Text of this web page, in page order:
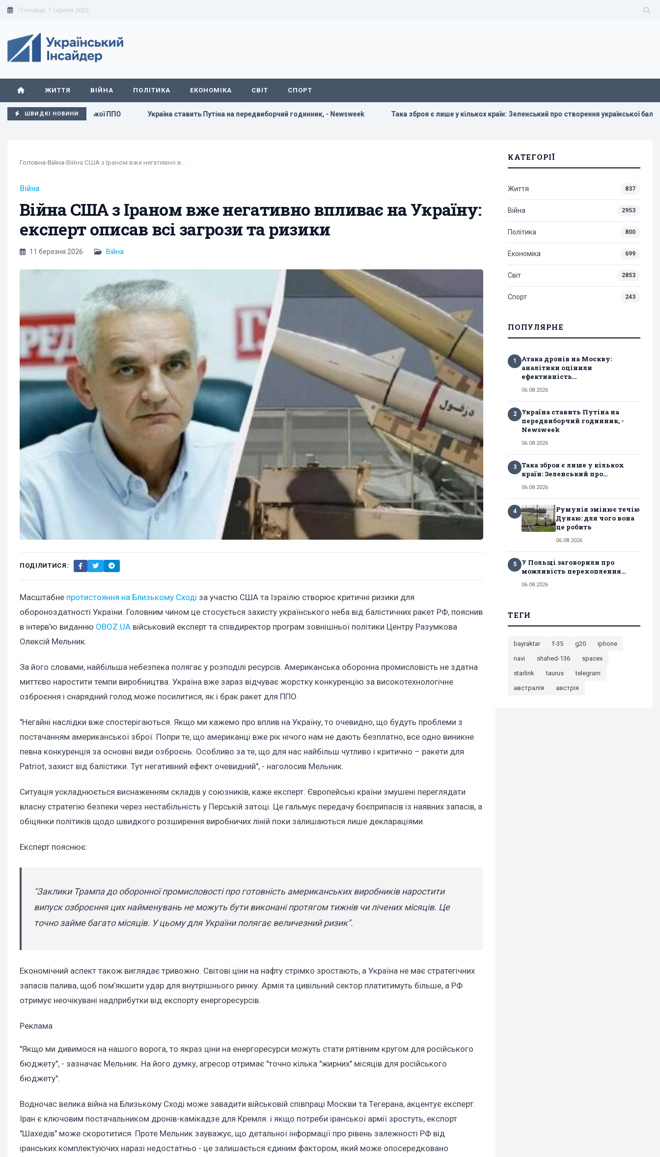
П'ятниця, 7 серпня 2026
ЖИТТЯ ВІЙНА ПОЛІТИКА ЕКОНОМІКА СВІТ СПОРТ
ШВИДКІ НОВИНИ
російської ППО Україна ставить Путіна на передвиборчий годинник, - Newsweek Така зброя є лише у кількох країн: Зеленський про створення української балістики
Головна›Війна›
Війна
Війна США з Іраном вже негативно впливає на Україну:
експерт описав всі загрози та ризики
11 березня 2026 Війна
ПОДІЛИТИСЯ:
Масштабне протистояння на Близькому Сході за участю США та Ізраїлю створює критичні ризики для
обороноздатності України. Головним чином це стосується захисту українського неба від балістичних ракет РФ, пояснив
в інтерв'ю виданню OBOZ.UA військовий експерт та співдиректор програм зовнішньої політики Центру Разумкова
Олексій Мельник.
За його словами, найбільша небезпека полягає у розподілі ресурсів. Американська оборонна промисловість не здатна
миттєво наростити темпи виробництва. Україна вже зараз відчуває жорстку конкуренцію за високотехнологічне
озброєння і снарядний голод може посилитися, як і брак ракет для ППО.
"Негайні наслідки вже спостерігаються. Якщо ми кажемо про вплив на Україну, то очевидно, що будуть проблеми з
постачанням американської зброї. Попри те, що американці вже рік нічого нам не дають безплатно, все одно виникне
певна конкуренція за основні види озброєнь. Особливо за те, що для нас найбільш чутливо і критично – ракети для
Patriot, захист від балістики. Тут негативний ефект очевидний", - наголосив Мельник.
Ситуація ускладнюється виснаженням складів у союзників, каже експерт. Європейські країни змушені переглядати
власну стратегію безпеки через нестабільність у Перській затоці. Це гальмує передачу боєприпасів із наявних запасів, а
обіцянки політиків щодо швидкого розширення виробничих ліній поки залишаються лише деклараціями.
Експерт пояснює:
"Заклики Трампа до оборонної промисловості про готовність американських виробників наростити
випуск озброєння цих найменувань не можуть бути виконані протягом тижнів чи лічених місяців. Це
точно займе багато місяців. У цьому для України полягає величезний ризик".
Економічний аспект також виглядає тривожно. Світові ціни на нафту стрімко зростають, а Україна не має стратегічних
запасів палива, щоб пом’якшити удар для внутрішнього ринку. Армія та цивільний сектор платитимуть більше, а РФ
отримує неочікувані надприбутки від експорту енергоресурсів.
Реклама
"Якщо ми дивимося на нашого ворога, то якраз ціни на енергоресурси можуть стати рятівним кругом для російського
бюджету", - зазначає Мельник. На його думку, агресор отримає "точно кілька "жирних" місяців для російського
бюджету".
Водночас велика війна на Близькому Сході може завадити військовій співпраці Москви та Тегерана, акцентує експерт.
Іран є ключовим постачальником дронів-камікадзе для Кремля. і якщо потреби іранської армії зростуть, експорт
"Шахедів" може скоротитися. Проте Мельник зауважує, що детальної інформації про рівень залежності РФ від
іранських комплектуючих наразі недостатньо - це залишається єдиним фактором, який може опосередковано
КАТЕГОРІЇ
Життя 837
Війна 2953
Політика 800
Економіка 699
Світ 2853
Спорт 243
ПОПУЛЯРНЕ
1
Атака дронів на Москву:
аналітики оцінили
ефективність...
06.08.2026
2
Україна ставить Путіна на
передвиборчий годинник, -
Newsweek
06.08.2026
3
Така зброя є лише у кількох
країн: Зеленський про...
06.08.2026
4
Румунія змінює течію
Дунаю: для чого вона
це робить
06.08.2026
5
У Польщі заговорили про
можливість перехоплення...
06.08.2026
ТЕГИ
bayraktar f-35 g20
iphone
navi
shahed-136
spacex
starlink
taurus
telegram
австралія
австрія